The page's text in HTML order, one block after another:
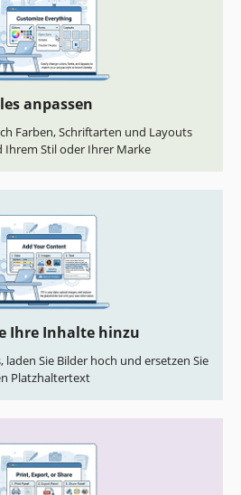
anpassen
Farben, Schriftarten und Layouts
Ihrem Stil oder Ihrer Marke
Ihre Inhalte hinzu
laden Sie Bilder hoch und ersetzen Sie
Platzhaltertext